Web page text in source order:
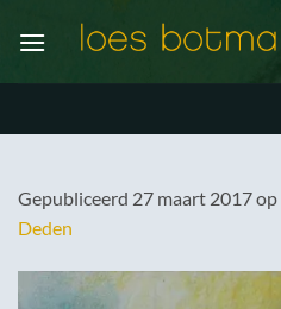
naar
Gepubliceerd 27 maart 2017op
Deden